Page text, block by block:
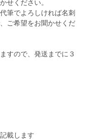
せください。
筆でよろしければ名刺
ご希望をお聞かせくだ
すので、発送までに３
載します